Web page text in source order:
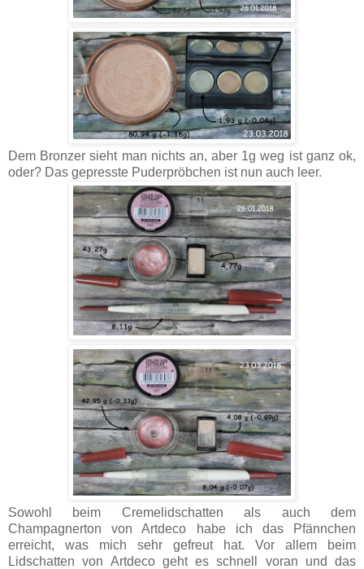
Dem Bronzer sieht man nichts an, aber 1g weg ist ganz ok,
oder? Das gepresste Puderpröbchen ist nun auch leer.
Sowohl beim Cremelidschatten als auch dem
Champagnerton von Artdeco habe ich das Pfännchen
erreicht, was mich sehr gefreut hat. Vor allem beim
Lidschatten von Artdeco geht es schnell voran und das